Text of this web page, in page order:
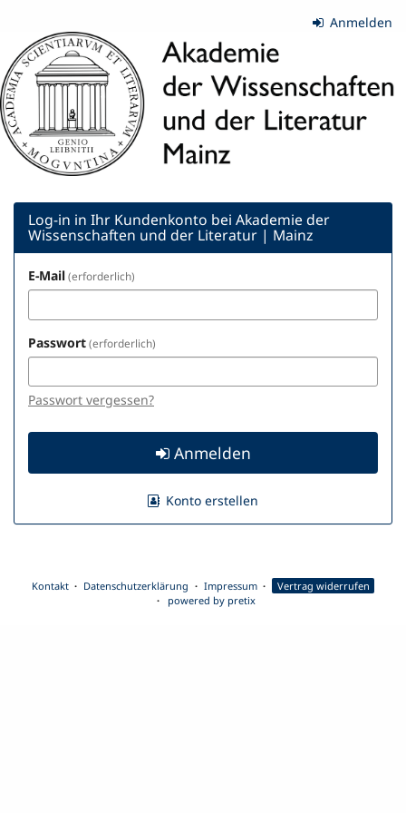
Haupt-
Inhalt
springen
Anmelden
Akademie
der
Wissenschaften
und
der
Literatur
|
Mainz
Log-in in Ihr Kundenkonto bei Akademie der
Wissenschaften und der Literatur | Mainz
E-Mail erforderlich
Passwort erforderlich
Passwort vergessen?
Anmelden
Konto erstellen
Kontakt Datenschutzerklärung Impressum
Vertrag widerrufen
powered by pretix